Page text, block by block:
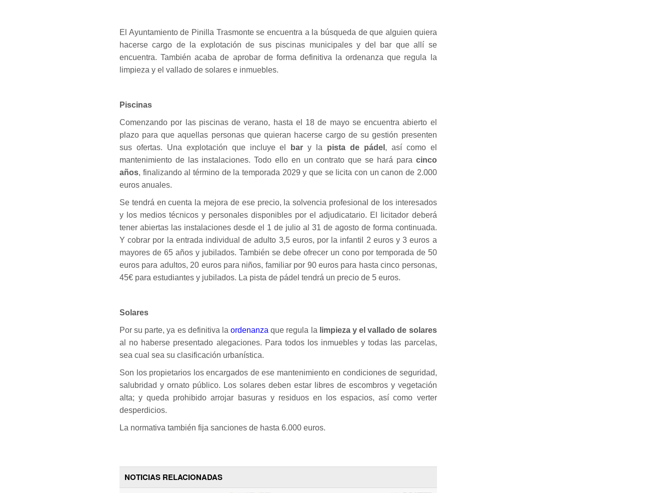
El Ayuntamiento de Pinilla Trasmonte se encuentra a la búsqueda de que alguien quiera
hacerse cargo de la explotación de sus piscinas municipales y del bar que allí se
encuentra. También acaba de aprobar de forma definitiva la ordenanza que regula la
limpieza y el vallado de solares e inmuebles.
Piscinas
Comenzando por las piscinas de verano, hasta el 18 de mayo se encuentra abierto el
plazo para que aquellas personas que quieran hacerse cargo de su gestión presenten
sus ofertas. Una explotación que incluye el
bar y la pista de pádel , así como el
mantenimiento de las instalaciones. Todo ello en un contrato que se hará para cinco
años, finalizando al término de la temporada 2029 y que se licita con un canon de 2.000
euros anuales.
Se tendrá en cuenta la mejora de ese precio, la solvencia profesional de los interesados
y los medios técnicos y personales disponibles por el adjudicatario. El licitador deberá
tener abiertas las instalaciones desde el 1 de julio al 31 de agosto de forma continuada.
Y cobrar por la entrada individual de adulto 3,5 euros, por la infantil 2 euros y 3 euros a
mayores de 65 años y jubilados. También se debe ofrecer un cono por temporada de 50
euros para adultos, 20 euros para niños, familiar por 90 euros para hasta cinco personas,
45€ para estudiantes y jubilados. La pista de pádel tendrá un precio de 5 euros.
Solares
Por su parte, ya es definitiva laordenanzaque regula la limpieza y el vallado de solares
al no haberse presentado alegaciones. Para todos los inmuebles y todas las parcelas,
sea cual sea su clasificación urbanística.
Son los propietarios los encargados de ese mantenimiento en condiciones de seguridad,
salubridad y ornato público. Los solares deben estar libres de escombros y vegetación
alta; y queda prohibido arrojar basuras y residuos en los espacios, así como verter
desperdicios.
La normativa también fija sanciones de hasta 6.000 euros.
NOTICIAS RELACIONADAS